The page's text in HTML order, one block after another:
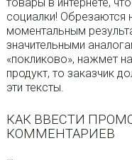
товары в интернете,
социалки! Обрезаются
моментальным
значительными
«покликово», нажмет
продукт, то заказчик
эти тексты.
КАК ВВЕСТИ
КОММЕНТАРИЕВ